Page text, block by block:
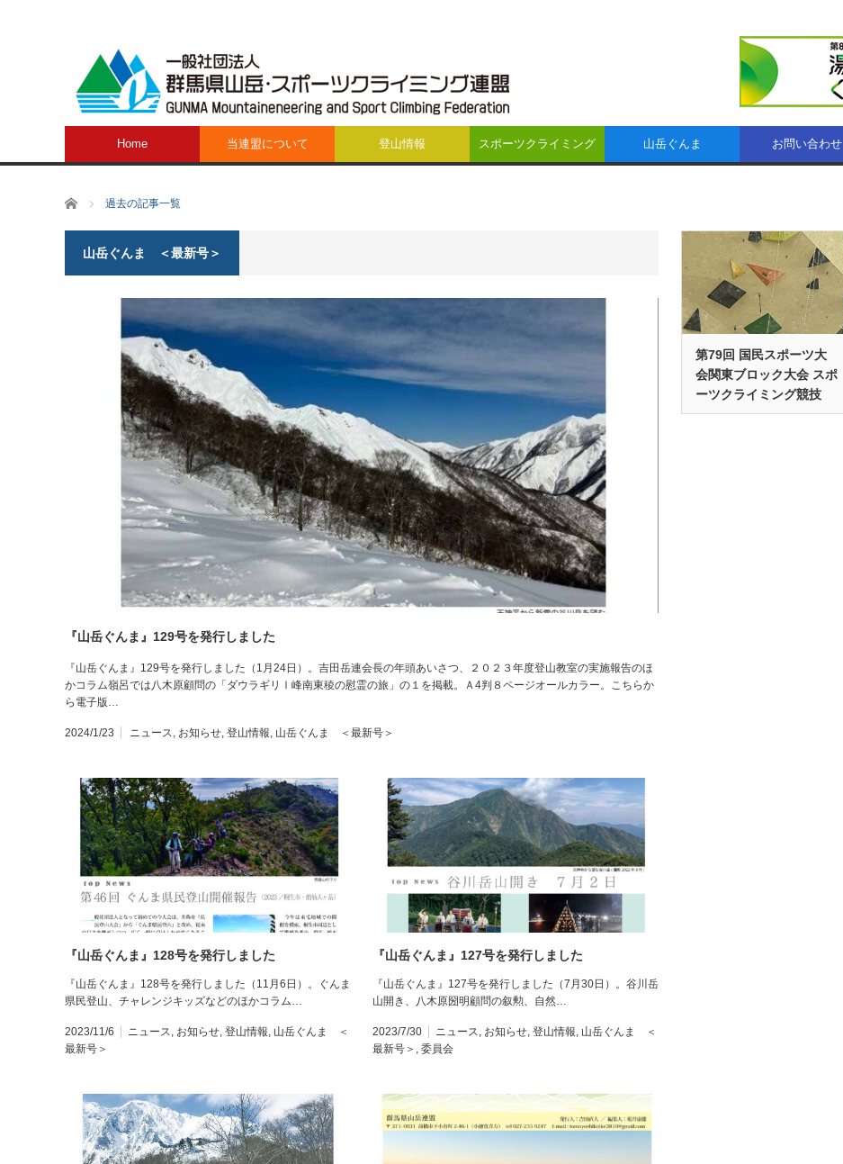
Home 当連盟について 登山情報 スポーツクライミング 山岳ぐんま お問い合わせ
ホーム 過去の記事一覧
山岳ぐんま ＜最新号＞
『山岳ぐんま』129号を発行しました
『山岳ぐんま』129号を発行しました（1月24日）。吉田岳連会長の年頭あいさつ、２０２３年度登山教室の実施報告のほ
かコラム嶺呂では八木原顧問の「ダウラギリⅠ峰南東稜の慰霊の旅」の１を掲載。Ａ4判８ページオールカラー。こちらか
ら電子版…
2024/1/23 ニュース, お知らせ, 登山情報, 山岳ぐんま ＜最新号＞
『山岳ぐんま』128号を発行しました
『山岳ぐんま』128号を発行しました（11月6日）。ぐんま
県民登山、チャレンジキッズなどのほかコラム…
2023/11/6 ニュース, お知らせ, 登山情報, 山岳ぐんま ＜
最新号＞
『山岳ぐんま』127号を発行しました
『山岳ぐんま』127号を発行しました（7月30日）。谷川岳
山開き、八木原圀明顧問の叙勲、自然…
2023/7/30 ニュース, お知らせ, 登山情報, 山岳ぐんま ＜
最新号＞ , 委員会
第79回 国民スポーツ大
会関東ブロック大会 スポ
ーツクライミング競技